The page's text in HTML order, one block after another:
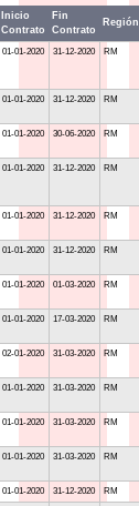
Inicio
Contrato
Fin
Contrato
Región
01-01-2020 31-12-2020 RM
01-01-2020 31-12-2020 RM
01-01-2020 30-06-2020 RM
01-01-2020 31-12-2020 RM
01-01-2020 31-12-2020 RM
01-01-2020 31-12-2020 RM
01-01-2020 01-03-2020 RM
01-01-2020 17-03-2020 RM
02-01-2020 31-03-2020 RM
01-01-2020 31-03-2020 RM
01-01-2020 31-03-2020 RM
01-01-2020 31-03-2020 RM
01-01-2020 31-12-2020 RM